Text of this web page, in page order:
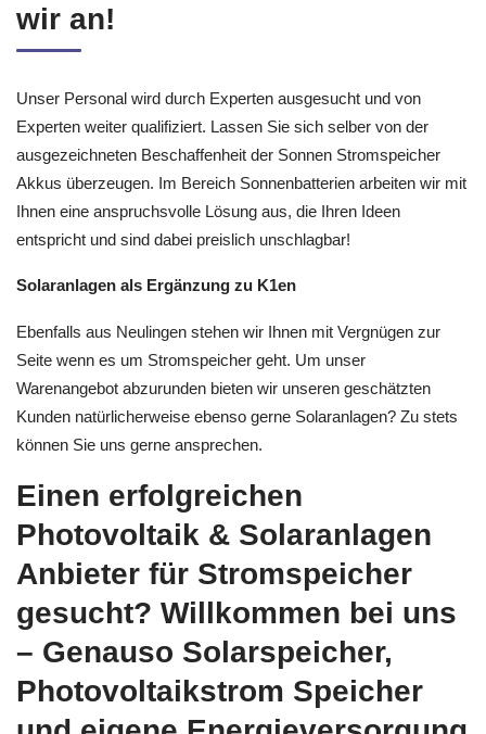
wir an!
Unser Personal wird durch Experten ausgesucht und von
Experten weiter qualifiziert. Lassen Sie sich selber von der
ausgezeichneten Beschaffenheit der Sonnen Stromspeicher
Akkus überzeugen. Im Bereich Sonnenbatterien arbeiten wir mit
Ihnen eine anspruchsvolle Lösung aus, die Ihren Ideen
entspricht und sind dabei preislich unschlagbar!
Solaranlagen als Ergänzung zu K1en
Ebenfalls aus Neulingen stehen wir Ihnen mit Vergnügen zur
Seite wenn es um Stromspeicher geht. Um unser
Warenangebot abzurunden bieten wir unseren geschätzten
Kunden natürlicherweise ebenso gerne Solaranlagen? Zu stets
können Sie uns gerne ansprechen.
Einen erfolgreichen
Photovoltaik & Solaranlagen
Anbieter für Stromspeicher
gesucht? Willkommen bei uns
– Genauso Solarspeicher,
Photovoltaikstrom Speicher